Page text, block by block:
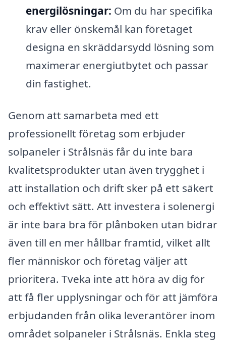
energilösningar: Om du har specifika
krav eller önskemål kan företaget
designa en skräddarsydd lösning som
maximerar energiutbytet och passar
din fastighet.
Genom att samarbeta med ett
professionellt företag som erbjuder
solpaneler i Strålsnäs får du inte bara
kvalitetsprodukter utan även trygghet i
att installation och drift sker på ett säkert
och effektivt sätt. Att investera i solenergi
är inte bara bra för plånboken utan bidrar
även till en mer hållbar framtid, vilket allt
fler människor och företag väljer att
prioritera. Tveka inte att höra av dig för
att få fler upplysningar och för att jämföra
erbjudanden från olika leverantörer inom
området solpaneler i Strålsnäs. Enkla steg